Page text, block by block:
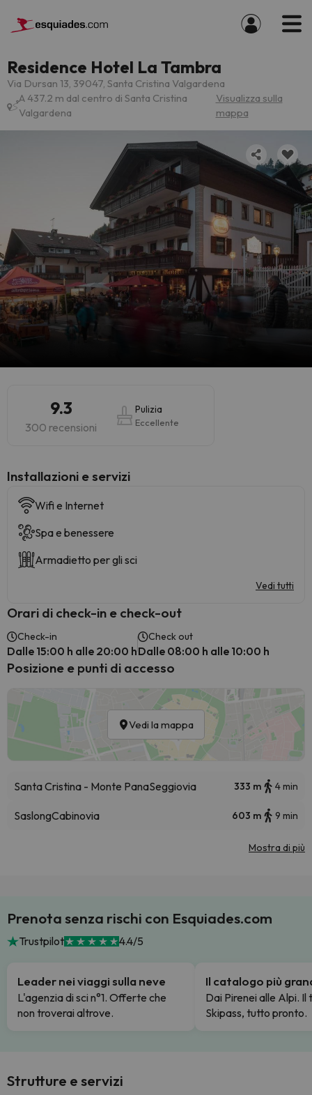
Residence Hotel La Tambra
Via Dursan 13, 39047, Santa Cristina Valgardena
A 437.2 m dal centro di Santa Cristina
Valgardena
Visualizza sulla
mappa
9.3
300 recensioni
Pulizia
Eccellente
Installazioni e servizi
Wifi e Internet
Spa e benessere
Armadietto per gli sci
Vedi tutti
Orari di check-in e check-out
Check-in
Dalle 15:00 h alle 20:00 h
Check out
Dalle 08:00 h alle 10:00 h
Posizione e punti di accesso
Vedi la mappa
Santa Cristina - Monte PanaSeggiovia 333 m 4 min
SaslongCabinovia 603 m 9 min
Mostra di più
Prenota senza rischi con Esquiades.com
Trustpilot 4.4/5
Leader nei viaggi sulla neve
L'agenzia di sci n°1. Offerte che
non troverai altrove.
Il catalogo più
Dai Pirenei alle Alpi. Il
Skipass, tutto pronto.
Strutture e servizi